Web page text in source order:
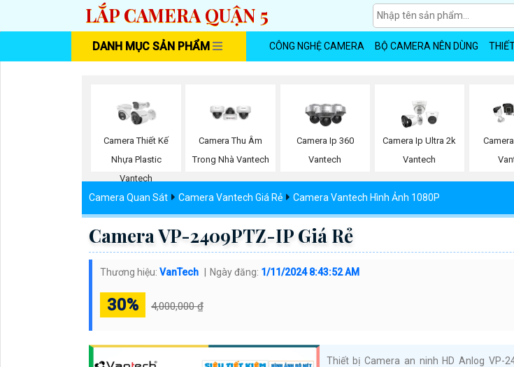
LẮP CAMERA QUẬN 5
DANH MỤC SẢN PHẨM CÔNG NGHỆ CAMERA BỘ CAMERA NÊN DÙNG
Camera Thiết Kế
Nhựa Plastic
Vantech
Camera Thu Âm
Trong Nhà Vantech
Camera Ip 360
Vantech
Camera Ip Ultra 2k
Vantech
Camera Quan Sát Camera Vantech Giá Rẻ Camera Vantech Hình Ảnh 1080P
Camera VP-2409PTZ-IP Giá Rẻ
Thương hiệu: VanTech Ngày đăng: 1/11/2024 8:43:52 AM
30% 4,000,000 ₫
Thiết bị Camera an ninh HD Anlog VP-